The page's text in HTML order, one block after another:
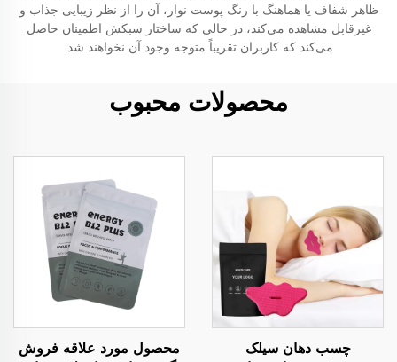
ظاهر شفاف یا هماهنگ با رنگ پوست نوار، آن را از نظر زیبایی جذاب و
غیرقابل مشاهده می‌کند، در حالی که ساختار سبکش اطمینان حاصل
می‌کند که کاربران تقریباً متوجه وجود آن نخواهند شد.
محصولات محبوب
چسب دهان سیلک
محصول مورد علاقه فروش